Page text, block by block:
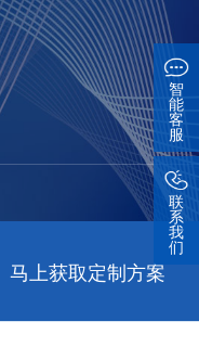
马上获取定制方案
智
能
客
服
联
系
我
们